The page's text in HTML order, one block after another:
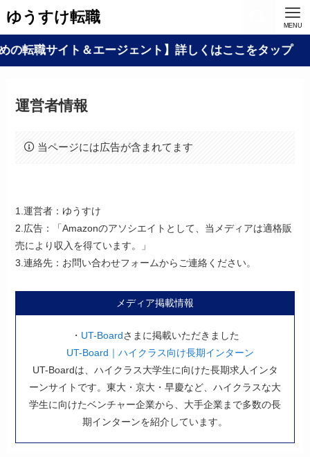
ゆうすけ転職 MENU
転職サイト＆エージェント】詳しくはここをタップ
運営者情報
当ページには広告が含まれてます
1.運営者：ゆうすけ
2.広告：「Amazonのアソシエイトとして、当メディアは適格販
売により収入を得ています。」
3.連絡先：お問い合わせフォームからご連絡ください。
メディア掲載情報
・ UT-Boardさまに掲載いただきました
UT-Board｜ハイクラス向け長期インターン
UT-Boardは、ハイクラス大学生に向けた長期求人インタ
ーンサイトです。東大・京大・早慶など、ハイクラスな大
学生に向けたベンチャー企業から、大手企業まで多数の長
期インターンを紹介しています。